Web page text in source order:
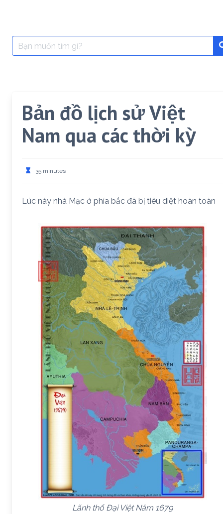
Search
for:
Bản đồ lịch sử Việt
Nam qua các thời kỳ
35 minutes
Lúc này nhà Mạc ở phía bắc đã bị tiêu diệt hoàn toàn
Lãnh thổ Đại Việt Năm 1679